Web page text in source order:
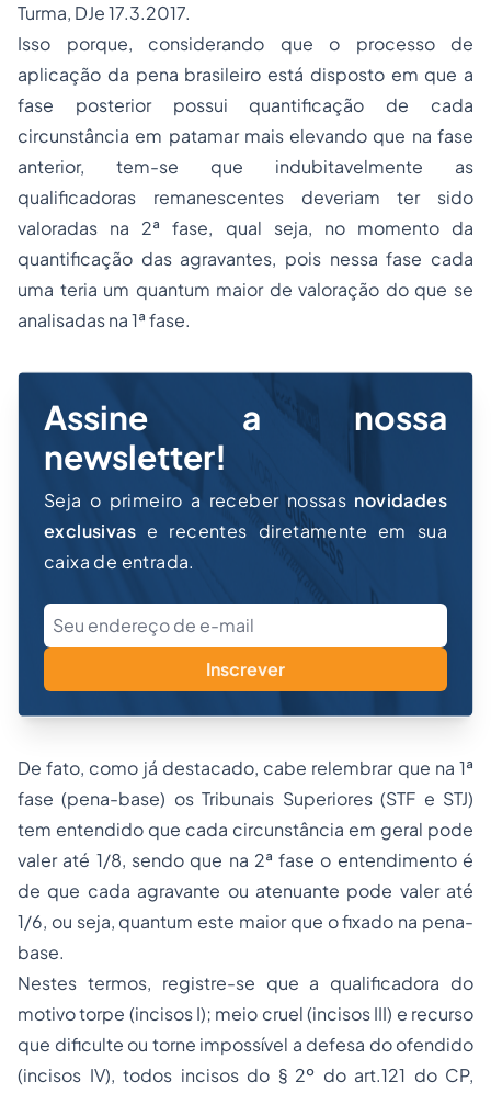
Turma, DJe 17.3.2017.
Isso porque, considerando que o processo de
aplicação da pena brasileiro está disposto em que a
fase posterior possui quantificação de cada
circunstância em patamar mais elevando que na fase
anterior, tem-se que indubitavelmente as
qualificadoras remanescentes deveriam ter sido
valoradas na 2ª fase, qual seja, no momento da
quantificação das agravantes, pois nessa fase cada
uma teria um quantum maior de valoração do que se
analisadas na 1ª fase.
Assine a nossa
newsletter!
Seja o primeiro a receber nossas novidades
exclusivas e recentes diretamente em sua
caixa de entrada.
Inscrever
De fato, como já destacado, cabe relembrar que na 1ª
fase (pena-base) os Tribunais Superiores (STF e STJ)
tem entendido que cada circunstância em geral pode
valer até 1/8, sendo que na 2ª fase o entendimento é
de que cada agravante ou atenuante pode valer até
1/6, ou seja, quantum este maior que o fixado na pena-
base.
Nestes termos, registre-se que a qualificadora do
motivo torpe (incisos I); meio cruel (incisos III) e recurso
que dificulte ou torne impossível a defesa do ofendido
(incisos IV), todos incisos do § 2º do art.121 do CP,